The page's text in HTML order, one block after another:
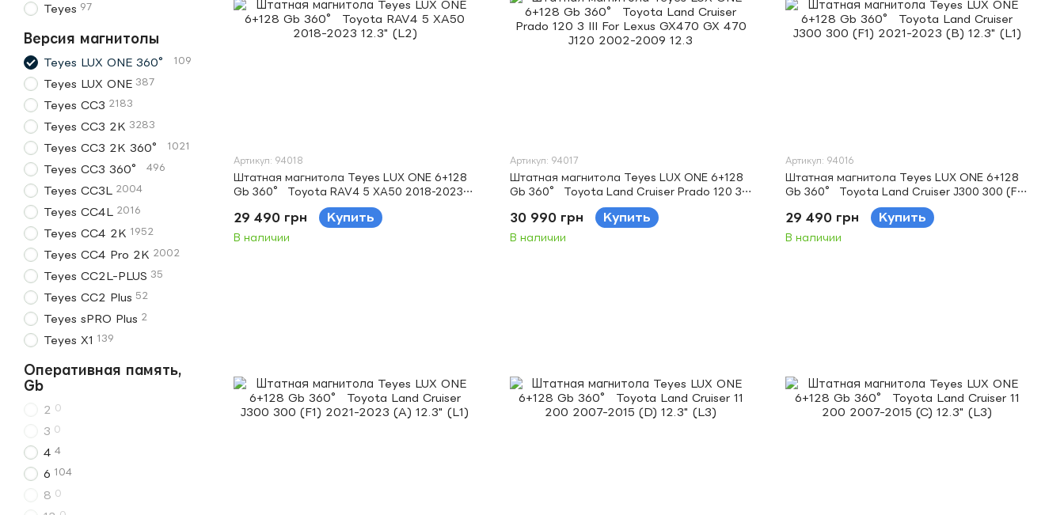
Артикул: 94018
Штатная магнитола Teyes LUX ONE 6+128
Gb 360° Toyota RAV4 5 XA50 2018-2023
29 490 грн Купить
В наличии
Артикул: 94017
Штатная магнитола Teyes LUX ONE 6+128
Gb 360° Toyota Land Cruiser Prado 120 3 III
For Lexus GX470 GX 470 J120 2002-2009
12.3
30 990 грн Купить
В наличии
Артикул: 94016
Штатная магнитола Teyes LUX ONE 6+128
Gb 360° Toyota Land Cruiser J300 300 (F1)
2021-2023 (B) 12.3" (L1)
29 490 грн Купить
В наличии
Teyes 97
Версия магнитолы
Teyes LUX ONE 360° 109
Teyes LUX ONE 387
Teyes CC3 2183
Teyes CC3 2K 3283
Teyes CC3 2K 360° 1021
Teyes CC3 360° 496
Teyes CC3L 2004
Teyes CC4L 2016
Teyes CC4 2K 1952
Teyes CC4 Pro 2K 2002
Teyes CC2L-PLUS 35
Teyes CC2 Plus 52
Teyes sPRO Plus 2
Teyes X1 139
Оперативная память,
Gb
2 0
3 0
4 4
6 104
8 0